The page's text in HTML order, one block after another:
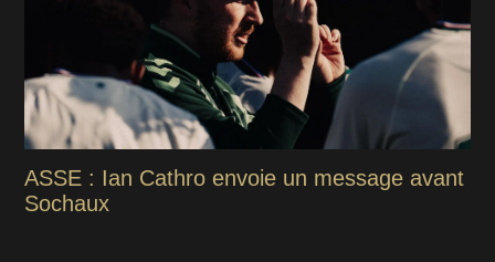
ASSE : Ian Cathro envoie un message avant
Sochaux